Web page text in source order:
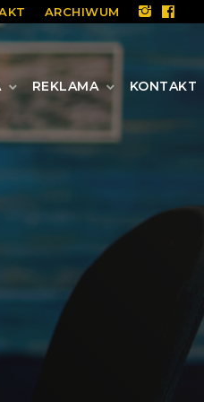
ARCHIWUM
REKLAMA KONTAKT